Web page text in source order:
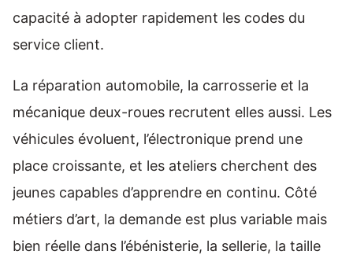
capacité à adopter rapidement les codes du
service client.
La réparation automobile, la carrosserie et la
mécanique deux-roues recrutent elles aussi. Les
véhicules évoluent, l’électronique prend une
place croissante, et les ateliers cherchent des
jeunes capables d’apprendre en continu. Côté
métiers d’art, la demande est plus variable mais
bien réelle dans l’ébénisterie, la sellerie, la taille